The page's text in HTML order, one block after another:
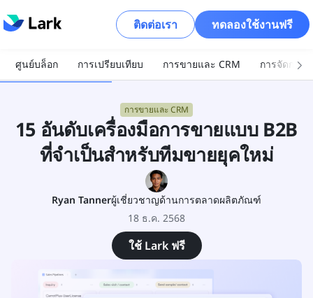
ติดต่อเรา ทดลองใช้งานฟรี
ศูนย์บล็อก การเปรียบเทียบ การขายและ CRM การจัดการ
การขายและ CRM
15 อันดับเครื่องมือการขายแบบ B2B
ที่จำเป็นสำหรับทีมขายยุคใหม่
Ryan Tannerผู้เชี่ยวชาญด้านการตลาดผลิตภัณฑ์
18 ธ.ค. 2568
ใช้ Lark ฟรี